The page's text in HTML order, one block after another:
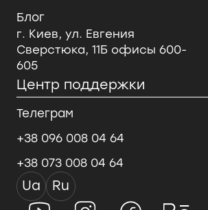
Блог
г. Киев, ул. Евгения
Сверстюка, 11Б офисы 600-
605
Центр поддержки
Телеграм
+38 096 008 04 64
+38 073 008 04 64
Ua Ru